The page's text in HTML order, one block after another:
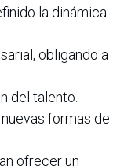
la dinámica
obligando a
del talento.
formas de
ofrecer un